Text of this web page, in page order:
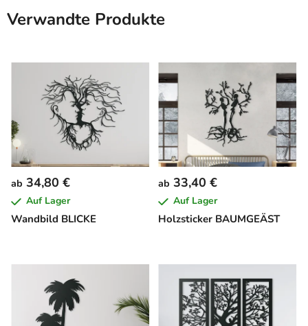
Verwandte Produkte
Wandbild BLICKE
ab 34,80 €
Auf Lager
Holzsticker BAUMGEÄST
ab 33,40 €
Auf Lager